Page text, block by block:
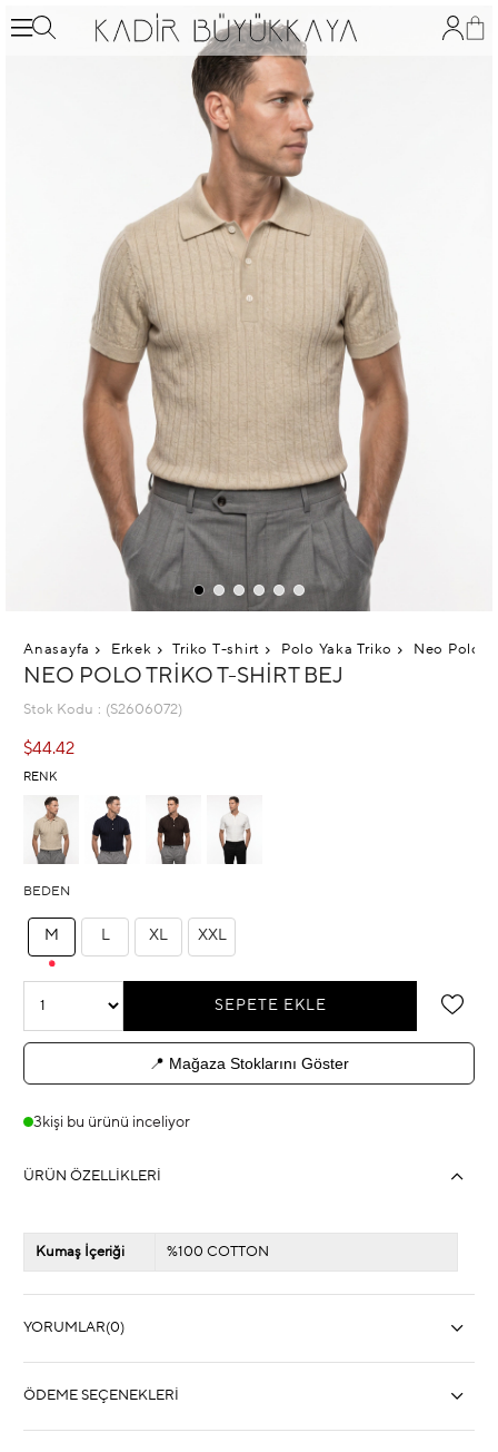
Anasayfa Erkek Triko T-shirt Polo Yaka Triko Neo Polo
NEO POLO TRIKO T-SHIRT BEJ
Stok Kodu (S2606072)
$44.42
RENK
BEDEN
M XL XXL
📍 Mağaza Stoklarını Göster
3 kişi bu ürünü inceliyor
ÜRÜN ÖZELLIKLERI
Kumaş İçeriği %100 COTTON
YORUMLAR(0)
ÖDEME SEÇENEKLERI